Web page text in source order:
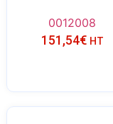
0012008
151,54€ HT